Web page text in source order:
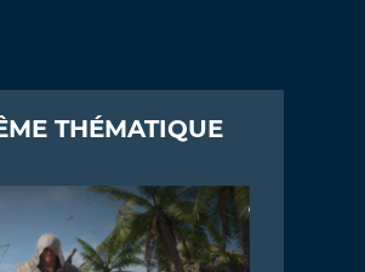
THÉMATIQUE